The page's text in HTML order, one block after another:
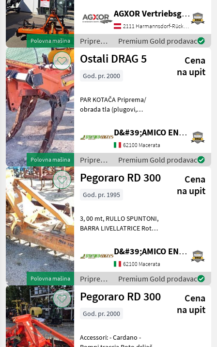
IZABERITE
KATEGORIJU
Poljoprivredna tehnika
4
MARKETPLACE
Marketplace
Ponude
trgovaca
Polovna mašina
mit 12 Kreiselzinken - mit 3
Punkt Anbau - mit
Gelenkwelle - mit
Planierschild -
AGXOR Vertriebsgesellschaft Ost GmbH
2111 Harmannsdorf-Rückersdorf
Priprema/
obrada
tla
kultivatori,
i dr.) /
Pegoraro
Premium Gold prodavac
Polovna mašina
Ostali DRAG 5
Cena
na upit
God. pr. 2000
PAR KOTAČA Priprema/
obrada tla (plugovi,
D&#39;AMICO ENGLES SRL
62100 Macerata
Priprema/
obrada
tla
kultivatori,
i dr.) /
Pegoraro
Premium Gold prodavac
Polovna mašina
Pegoraro RD 300
Cena
na upit
God. pr. 1995
3, 00 mt, RULLO SPUNTONI,
BARRA LIVELLATRICE Roto
Priprema/ obrada tla
(plugovi, kultivatori,
tanjurače i dr.) Roto drljače,
tanjurače, kombin
D&#39;AMICO ENGLES SRL
62100 Macerata
Priprema/
obrada
tla
kultivatori,
i dr.) /
Premium Gold prodavac
Pegoraro RD 300
Cena
na upit
God. pr. 2000
Accessori: - Cardano -